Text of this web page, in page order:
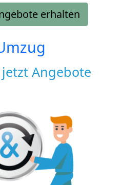
erhalten
Angebote